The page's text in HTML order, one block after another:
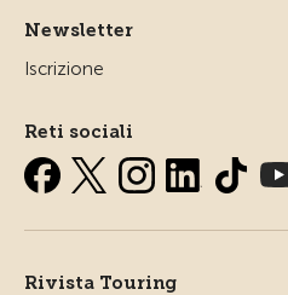
Newsletter
Iscrizione
Reti sociali
Rivista Touring